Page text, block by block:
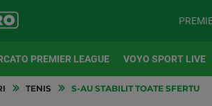
PREMIER LEAGUE VOYO SPORT LIVE
TENIS S-AU STABILIT TOATE